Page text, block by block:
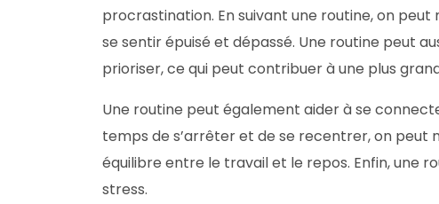
procrastination. En suivant une routine, on
se sentir épuisé et dépassé. Une routine peut
prioriser, ce qui peut contribuer à une plus
Une routine peut également aider à se
temps de s’arrêter et de se recentrer, on
équilibre entre le travail et le repos. Enfin, une
stress.